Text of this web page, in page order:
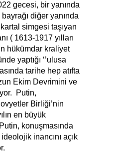
gecesi, bir yanında
diğer yanında
simgesi taşıyan
( 1613-1917 yılları
hükümdar kraliyet
yaptığı ‘’ulusa
tarihe hep atıfta
Ekim Devrimini ve
Putin,
Birliği’nin
en büyük
konuşmasında
inancını açık